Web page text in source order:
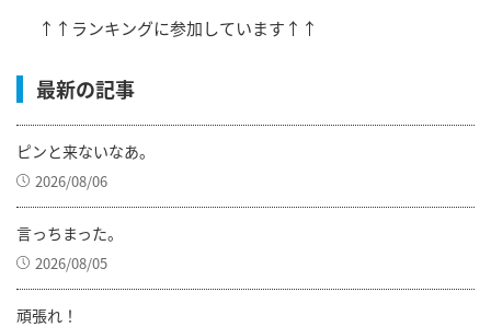
↑↑ランキングに参加しています↑↑
最新の記事
ピンと来ないなあ。
2026/08/06
言っちまった。
2026/08/05
頑張れ！